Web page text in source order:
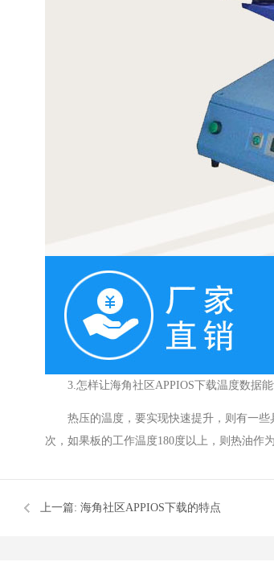
3.怎样让海角社区APPIOS下载温度数据能够
热压的温度，要实现快速提升，则有
次，如果板的工作温度180度以上，则热油作
上一篇: 海角社区APPIOS下载的特点